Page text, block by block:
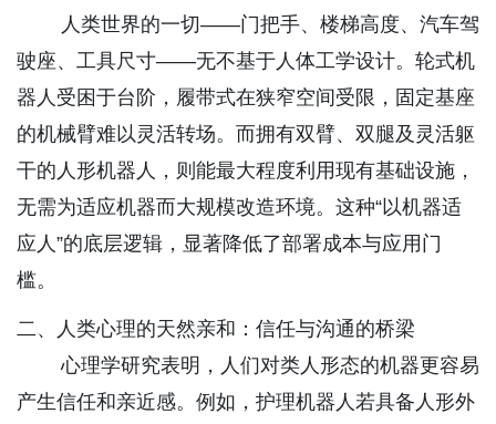
人类世界的一切——门把手、楼梯高度、汽车驾
驶座、工具尺寸——无不基于人体工学设计。轮式机
器人受困于台阶，履带式在狭窄空间受限，固定基座
的机械臂难以灵活转场。而拥有双臂、双腿及灵活躯
干的人形机器人，则能最大程度利用现有基础设施，
无需为适应机器而大规模改造环境。这种“以机器适
应人”的底层逻辑，显著降低了部署成本与应用门
槛。
二、人类心理的天然亲和：信任与沟通的桥梁
心理学研究表明，人们对类人形态的机器更容易
产生信任和亲近感。例如，护理机器人若具备人形外